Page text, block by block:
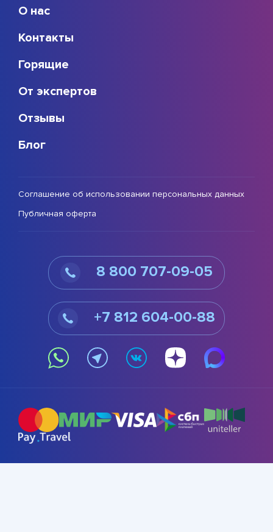
О нас
Контакты
Горящие
От экспертов
Отзывы
Блог
Соглашение об использовании персональных данных
Публичная оферта
8 800 707-09-05
+7 812 604-00-88